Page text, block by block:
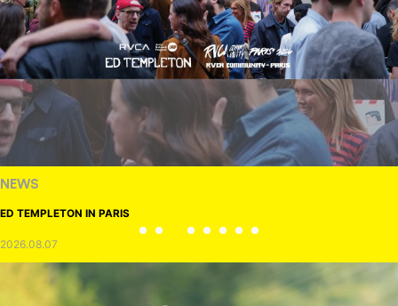
NEWS
ED TEMPLETON IN PARIS
2026.08.07